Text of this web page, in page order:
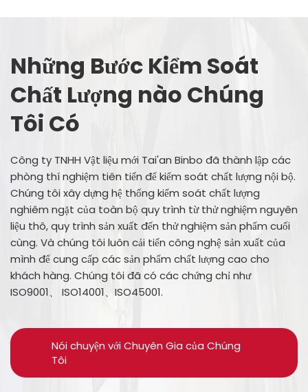
Những Bước Kiểm Soát
Chất Lượng nào Chúng
Tôi Có
Công ty TNHH Vật liệu mới Tai'an Binbo đã thành lập các
phòng thí nghiệm tiên tiến để kiểm soát chất lượng nội bộ.
Chúng tôi xây dựng hệ thống kiểm soát chất lượng
nghiêm ngặt của toàn bộ quy trình từ thử nghiệm nguyên
liệu thô, quy trình sản xuất đến thử nghiệm sản phẩm cuối
cùng. Và chúng tôi luôn cải tiến công nghệ sản xuất của
mình để cung cấp các sản phẩm chất lượng cao cho
khách hàng. Chúng tôi đã có các chứng chỉ như
ISO9001、 ISO14001、ISO45001.
Nói chuyện với Chuyên Gia của Chúng
Tôi